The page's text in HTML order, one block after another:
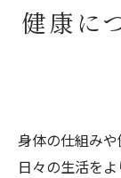
健康に
身体の仕組み
日々の生活を